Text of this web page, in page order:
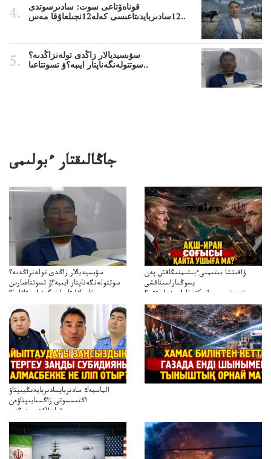
قوناەۆتاعى سوت: سادىرسوتدى
12سادىربايدىتاعىسى كەلە12نجىلعاۇقا مەس..
سۋبسيديالار زاڭدى تولەنزاڭدىە؟
سوتتولەنگەناپتار ايىبە؟ۋ تسوتتاعىا..
جاڭالىقتار ءبولىمى
سۋبسيديالار زاڭدى تولەنزاڭدىە؟
سوتتولەنگەناپتار ايىبە؟ۋ تسوتتاعىارىن
قايجاۋاپتارعا نەگىز ايىپتاۋا ما؟
تۇجىرىمدارىنقايتاقاراۋعانەگىزبولاالاما؟
ۋاقىتشا بىتىمنىءبىتىمنىڭاقش پەن
يسوڭىاراسىناقشى
تەپەنىرەسيرانىكتەناراسىنداعىقتى؟
تەكەتىرەسنەلىكتەنقايتاۋشىقتى؟
الماسبەك سادىربايسادىربايدىڭيىپتاۋ
اكتىسسوتى زاڭسىايىپتاۋەن
قولدااكتىسىنىڭەن
ميلليونزاڭسىزدىعىمەنقولدانوسىرىلگەنميلليوندار